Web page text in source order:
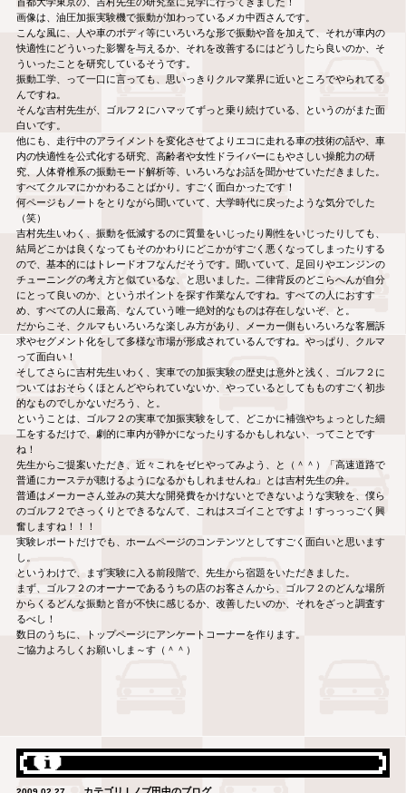
画像は、油圧加振実験機で振動が加わっているメカ中西さんです。
こんな風に、人や車のボディ等にいろいろな形で振動や音を加えて、それが車内の
快適性にどういった影響を与えるか、それを改善するにはどうしたら良いのか、そ
ういったことを研究しているそうです。
振動工学、って一口に言っても、思いっきりクルマ業界に近いところでやられてる
んですね。
そんな吉村先生が、ゴルフ２にハマッてずっと乗り続けている、というのがまた面
白いです。
他にも、走行中のアライメントを変化させてよりエコに走れる車の技術の話や、車
内の快適性を公式化する研究、高齢者や女性ドライバーにもやさしい操舵力の研
究、人体脊椎系の振動モード解析等、いろいろなお話を聞かせていただきました。
すべてクルマにかかわることばかり。すごく面白かったです！
何ページもノートをとりながら聞いていて、大学時代に戻ったような気分でした
（笑）
吉村先生いわく、振動を低減するのに質量をいじったり剛性をいじったりしても、
結局どこかは良くなってもそのかわりにどこかがすごく悪くなってしまったりする
ので、基本的にはトレードオフなんだそうです。聞いていて、足回りやエンジンの
チューニングの考え方と似ているな、と思いました。二律背反のどこらへんが自分
にとって良いのか、というポイントを探す作業なんですね。すべての人におすす
め、すべての人に最高、なんていう唯一絶対的なものは存在しないぞ、と。
だからこそ、クルマもいろいろな楽しみ方があり、メーカー側もいろいろな客層訴
求やセグメント化をして多様な市場が形成されているんですね。やっぱり、クルマ
って面白い！
そしてさらに吉村先生いわく、実車での加振実験の歴史は意外と浅く、ゴルフ２に
ついてはおそらくほとんどやられていないか、やっているとしてもものすごく初歩
的なものでしかないだろう、と。
ということは、ゴルフ２の実車で加振実験をして、どこかに補強やちょっとした細
工をするだけで、劇的に車内が静かになったりするかもしれない、ってことです
ね！
先生からご提案いただき、近々これをゼヒやってみよう、と（＾＾）「高速道路で
普通にカーステが聴けるようになるかもしれませんね」とは吉村先生の弁。
普通はメーカーさん並みの莫大な開発費をかけないとできないような実験を、僕ら
のゴルフ２でさっくりとできるなんて、これはスゴイことですよ！すっっっごく興
奮しますね！！！
実験レポートだけでも、ホームページのコンテンツとしてすごく面白いと思います
し。
というわけで、まず実験に入る前段階で、先生から宿題をいただきました。
まず、ゴルフ２のオーナーであるうちの店のお客さんから、ゴルフ２のどんな場所
からくるどんな振動と音が不快に感じるか、改善したいのか、それをざっと調査す
るべし！
数日のうちに、トップページにアンケートコーナーを作ります。
ご協力よろしくお願いしま～す（＾＾）
カテゴリ | ノブ田中のブログ